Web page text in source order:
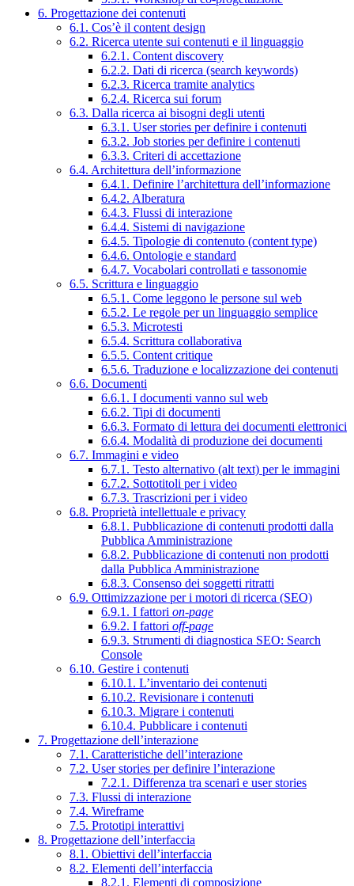
6. Progettazione dei contenuti
6.1. Cos’è il content design
6.2. Ricerca utente sui contenuti e il linguaggio
6.2.1. Content discovery
6.2.2. Dati di ricerca (search keywords)
6.2.3. Ricerca tramite analytics
6.2.4. Ricerca sui forum
6.3. Dalla ricerca ai bisogni degli utenti
6.3.1. User stories per definire i contenuti
6.3.2. Job stories per definire i contenuti
6.3.3. Criteri di accettazione
6.4. Architettura dell’informazione
6.4.1. Definire l’architettura dell’informazione
6.4.2. Alberatura
6.4.3. Flussi di interazione
6.4.4. Sistemi di navigazione
6.4.5. Tipologie di contenuto (content type)
6.4.6. Ontologie e standard
6.4.7. Vocabolari controllati e tassonomie
6.5. Scrittura e linguaggio
6.5.1. Come leggono le persone sul web
6.5.2. Le regole per un linguaggio semplice
6.5.3. Microtesti
6.5.4. Scrittura collaborativa
6.5.5. Content critique
6.5.6. Traduzione e localizzazione dei contenuti
6.6. Documenti
6.6.1. I documenti vanno sul web
6.6.2. Tipi di documenti
6.6.3. Formato di lettura dei documenti elettronici
6.6.4. Modalità di produzione dei documenti
6.7. Immagini e video
6.7.1. Testo alternativo (alt text) per le immagini
6.7.2. Sottotitoli per i video
6.7.3. Trascrizioni per i video
6.8. Proprietà intellettuale e privacy
6.8.1. Pubblicazione di contenuti prodotti dalla
Pubblica Amministrazione
6.8.2. Pubblicazione di contenuti non prodotti
dalla Pubblica Amministrazione
6.8.3. Consenso dei soggetti ritratti
6.9. Ottimizzazione per i motori di ricerca (SEO)
6.9.1. I fattori on-page
6.9.2. I fattori off-page
6.9.3. Strumenti di diagnostica SEO: Search
Console
6.10. Gestire i contenuti
6.10.1. L’inventario dei contenuti
6.10.2. Revisionare i contenuti
6.10.3. Migrare i contenuti
6.10.4. Pubblicare i contenuti
7. Progettazione dell’interazione
7.1. Caratteristiche dell’interazione
7.2. User stories per definire l’interazione
7.2.1. Differenza tra scenari e user stories
7.3. Flussi di interazione
7.4. Wireframe
7.5. Prototipi interattivi
8. Progettazione dell’interfaccia
8.1. Obiettivi dell’interfaccia
8.2. Elementi dell’interfaccia
8.2.1. Elementi di composizione